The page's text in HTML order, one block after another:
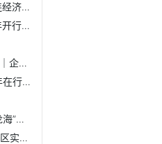
天天微资讯！加快重点项目建设 大连经济企稳趋势向好
资讯推荐:粤港澳大湾区中欧班列今年开行数量创新高 同比增长85%
【环球热闻】（第五届进博会）前瞻｜企业与进博会何以“共生...
全国青联举办“碳中和创新，中华青年在行动” 海聚英才青年...
世界微头条丨大型多用途货滚船“畅龙海”轮交付 将投入渤海...
动态：今年前10月新疆霍尔果斯综保区实现跨境电商出口逾18亿元